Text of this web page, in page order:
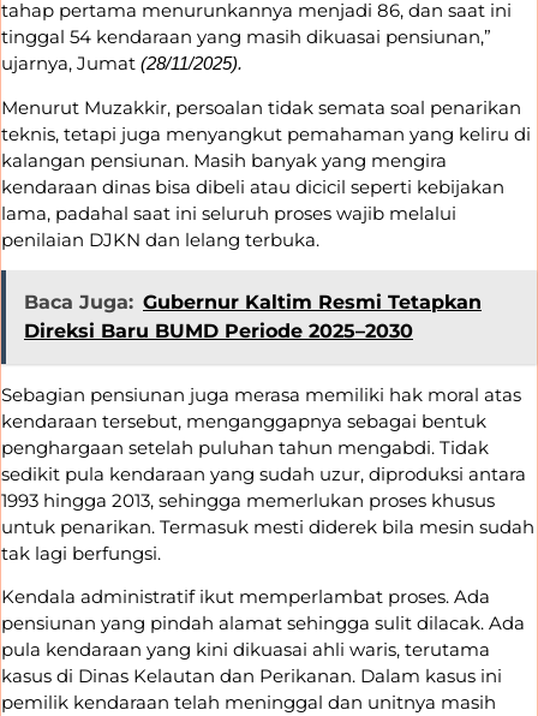
tahap pertama menurunkannya menjadi 86, dan saat ini
tinggal 54 kendaraan yang masih dikuasai pensiunan,”
ujarnya, Jumat (28/11/2025).
Menurut Muzakkir, persoalan tidak semata soal penarikan
teknis, tetapi juga menyangkut pemahaman yang keliru di
kalangan pensiunan. Masih banyak yang mengira
kendaraan dinas bisa dibeli atau dicicil seperti kebijakan
lama, padahal saat ini seluruh proses wajib melalui
penilaian DJKN dan lelang terbuka.
Baca Juga: Gubernur Kaltim Resmi Tetapkan
Direksi Baru BUMD Periode 2025–2030
Sebagian pensiunan juga merasa memiliki hak moral atas
kendaraan tersebut, menganggapnya sebagai bentuk
penghargaan setelah puluhan tahun mengabdi. Tidak
sedikit pula kendaraan yang sudah uzur, diproduksi antara
1993 hingga 2013, sehingga memerlukan proses khusus
untuk penarikan. Termasuk mesti diderek bila mesin sudah
tak lagi berfungsi.
Kendala administratif ikut memperlambat proses. Ada
pensiunan yang pindah alamat sehingga sulit dilacak. Ada
pula kendaraan yang kini dikuasai ahli waris, terutama
kasus di Dinas Kelautan dan Perikanan. Dalam kasus ini
pemilik kendaraan telah meninggal dan unitnya masih